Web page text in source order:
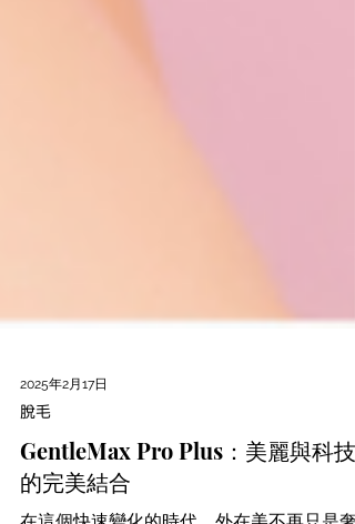
2025年2月17日